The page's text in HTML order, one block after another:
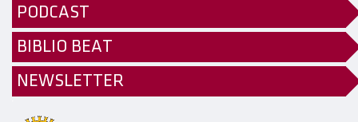
PODCAST
BIBLIO BEAT
NEWSLETTER